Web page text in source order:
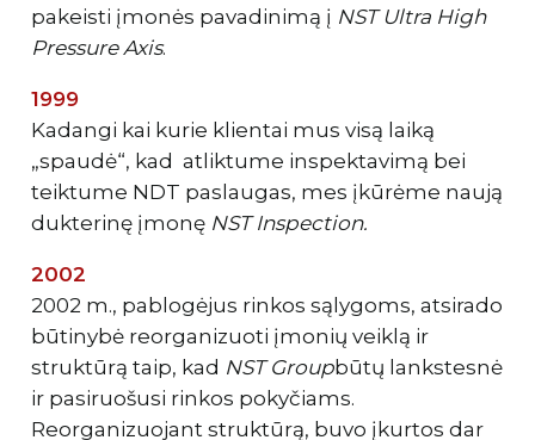
pakeisti įmonės pavadinimą į NST Ultra High
Pressure Axis.
1999
Kadangi kai kurie klientai mus visą laiką
„spaudė“, kad atliktume inspektavimą bei
teiktume NDT paslaugas, mes įkūrėme naują
dukterinę įmonę NST Inspection.
2002
2002 m., pablogėjus rinkos sąlygoms, atsirado
būtinybė reorganizuoti įmonių veiklą ir
struktūrą taip, kad NST Groupbūtų lankstesnė
ir pasiruošusi rinkos pokyčiams.
Reorganizuojant struktūrą, buvo įkurtos dar